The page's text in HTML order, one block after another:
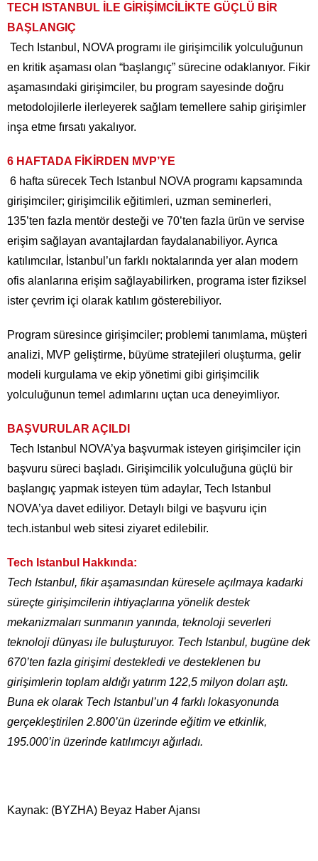
TECH ISTANBUL İLE GİRİŞİMCİLİKTE GÜÇLÜ BİR
BAŞLANGIÇ
Tech Istanbul, NOVA programı ile girişimcilik yolculuğunun
en kritik aşaması olan “başlangıç” sürecine odaklanıyor. Fikir
aşamasındaki girişimciler, bu program sayesinde doğru
metodolojilerle ilerleyerek sağlam temellere sahip girişimler
inşa etme fırsatı yakalıyor.
6 HAFTADA FİKİRDEN MVP’YE
6 hafta sürecek Tech Istanbul NOVA programı kapsamında
girişimciler; girişimcilik eğitimleri, uzman seminerleri,
135’ten fazla mentör desteği ve 70’ten fazla ürün ve servise
erişim sağlayan avantajlardan faydalanabiliyor. Ayrıca
katılımcılar, İstanbul’un farklı noktalarında yer alan modern
ofis alanlarına erişim sağlayabilirken, programa ister fiziksel
ister çevrim içi olarak katılım gösterebiliyor.
Program süresince girişimciler; problemi tanımlama, müşteri
analizi, MVP geliştirme, büyüme stratejileri oluşturma, gelir
modeli kurgulama ve ekip yönetimi gibi girişimcilik
yolculuğunun temel adımlarını uçtan uca deneyimliyor.
BAŞVURULAR AÇILDI
Tech Istanbul NOVA’ya başvurmak isteyen girişimciler için
başvuru süreci başladı. Girişimcilik yolculuğuna güçlü bir
başlangıç yapmak isteyen tüm adaylar, Tech Istanbul
NOVA’ya davet ediliyor. Detaylı bilgi ve başvuru için
tech.istanbul web sitesi ziyaret edilebilir.
Tech Istanbul Hakkında:
Tech Istanbul, fikir aşamasından küresele açılmaya kadarki
süreçte girişimcilerin ihtiyaçlarına yönelik destek
mekanizmaları sunmanın yanında, teknoloji severleri
teknoloji dünyası ile buluşturuyor. Tech Istanbul, bugüne dek
670’ten fazla girişimi destekledi ve desteklenen bu
girişimlerin toplam aldığı yatırım 122,5 milyon doları aştı.
Buna ek olarak Tech Istanbul’un 4 farklı lokasyonunda
gerçekleştirilen 2.800’ün üzerinde eğitim ve etkinlik,
195.000’in üzerinde katılımcıyı ağırladı.
Kaynak: (BYZHA) Beyaz Haber Ajansı